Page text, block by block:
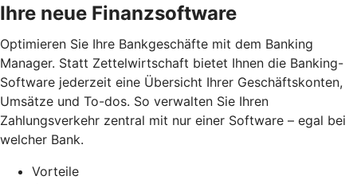
Ihre neue Finanzsoftware
Optimieren Sie Ihre Bankgeschäfte mit dem Banking
Manager. Statt Zettelwirtschaft bietet Ihnen die Banking-
Software jederzeit eine Übersicht Ihrer Geschäftskonten,
Umsätze und To-dos. So verwalten Sie Ihren
Zahlungsverkehr zentral mit nur einer Software – egal bei
welcher Bank.
Vorteile